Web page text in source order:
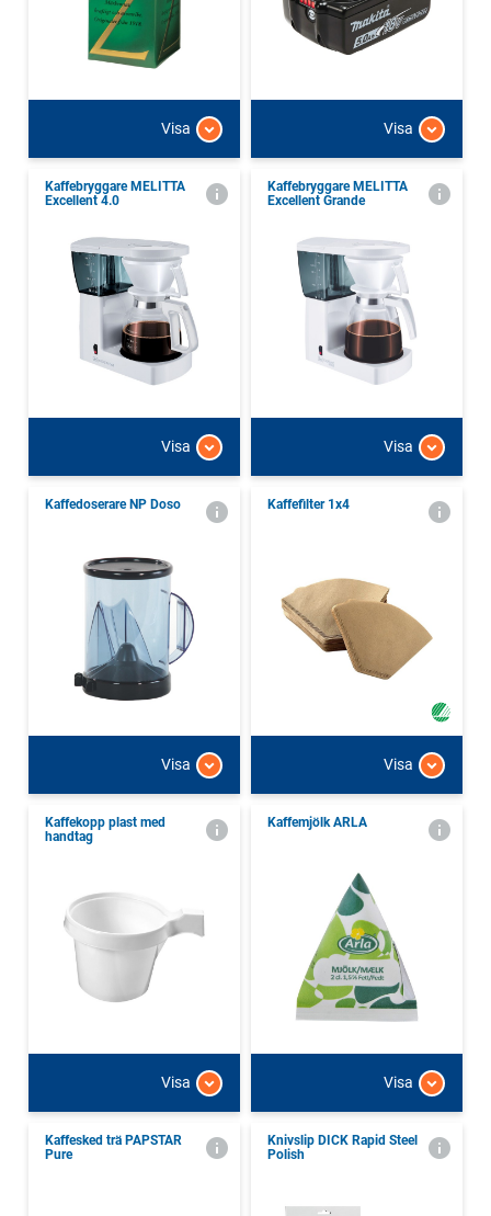
Visa Visa
Kaffebryggare MELITTA
Excellent 4.0
Visa
Kaffebryggare MELITTA
Excellent Grande
Visa
Kaffedoserare NP Doso
Visa
Kaffefilter 1x4
Visa
Kaffekopp plast med
handtag
Visa
Kaffemjölk ARLA
Visa
Kaffesked trä PAPSTAR
Pure
Knivslip DICK Rapid Steel
Polish